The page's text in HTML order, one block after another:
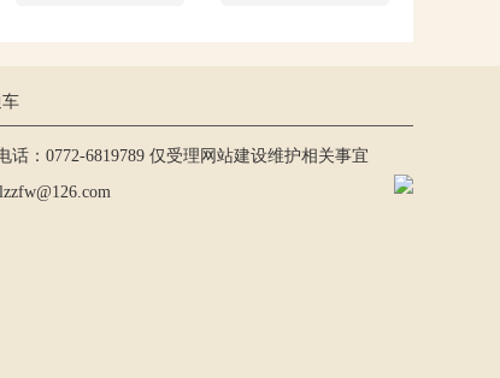
：0772-6819789 仅受理网站建设维护相关事宜